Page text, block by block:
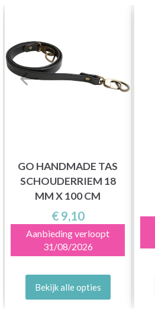
GO HANDMADE TAS
SCHOUDERRIEM 18
MM X 100 CM
€ 9,10
Aanbieding verloopt
31/08/2026
Bekijk alle opties